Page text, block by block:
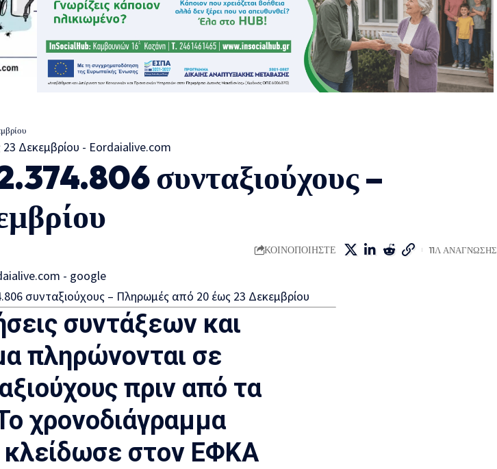
συνταξιούχους –
ΚΟΙΝΟΠΟΙΗΣΤΕ 11Λ ΑΝΑΓΝΩΣΗΣ
συνταξιούχους – Πληρωμές από 20 έως 23 Δεκεμβρίου
συντάξεων και
πληρώνονται σε
πριν από τα
χρονοδιάγραμμα
στον ΕΦΚΑ